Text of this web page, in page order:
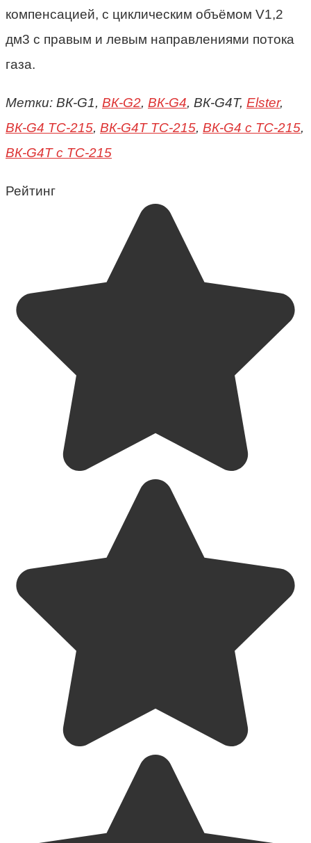
компенсацией, с циклическим объёмом V1,2
дм3 с правым и левым направлениями потока
газа.
Метки: ВК-G1, ВК-G2, ВК-G4, ВК-G4Т, Elster,
ВК-G4 ТС-215, ВК-G4Т ТС-215, ВК-G4 с TC-215,
ВК-G4Т с TC-215
Рейтинг